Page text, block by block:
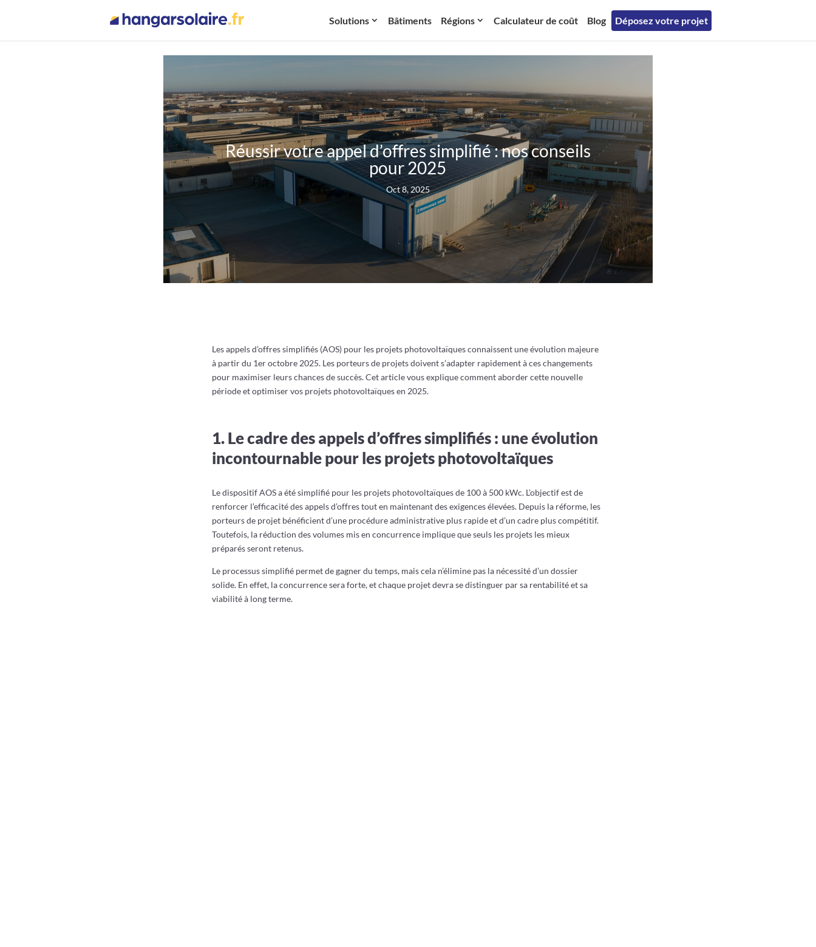
Solutions Bâtiments Régions Calculateur de coût Blog Déposez votre projet
Réussir votre appel d’offres simplifié : nos conseils
pour 2025
Oct 8, 2025
Les appels d’offres simplifiés (AOS) pour les projets photovoltaïques connaissent une évolution majeure
à partir du 1er octobre 2025. Les porteurs de projets doivent s’adapter rapidement à ces changements
pour maximiser leurs chances de succès. Cet article vous explique comment aborder cette nouvelle
période et optimiser vos projets photovoltaïques en 2025.
1. Le cadre des appels d’offres simplifiés : une évolution
incontournable pour les projets photovoltaïques
Le dispositif AOS a été simplifié pour les projets photovoltaïques de 100 à 500 kWc. L’objectif est de
renforcer l’efficacité des appels d’offres tout en maintenant des exigences élevées. Depuis la réforme, les
porteurs de projet bénéficient d’une procédure administrative plus rapide et d’un cadre plus compétitif.
Toutefois, la réduction des volumes mis en concurrence implique que seuls les projets les mieux
préparés seront retenus.
Le processus simplifié permet de gagner du temps, mais cela n’élimine pas la nécessité d’un dossier
solide. En effet, la concurrence sera forte, et chaque projet devra se distinguer par sa rentabilité et sa
viabilité à long terme.